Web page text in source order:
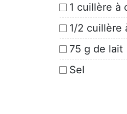
1 cuillère à
1/2 cuillère
75 g de lait
Sel